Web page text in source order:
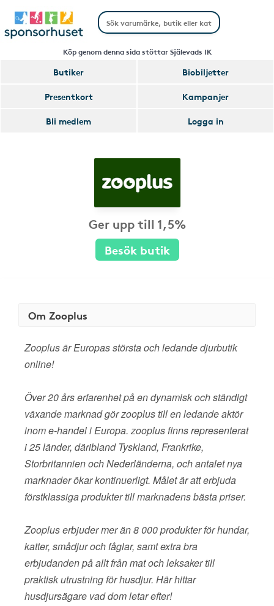
Köp genom denna sida stöttar Själevads IK
Butiker
Biobiljetter
Presentkort
Kampanjer
Bli medlem
Logga in
Ger upp till 1,5%
Besök butik
Om Zooplus
Zooplus är Europas största och ledande djurbutik
online!
Över 20 års erfarenhet på en dynamisk och ständigt
växande marknad gör zooplus till en ledande aktör
inom e-handel i Europa. zooplus finns representerat
i 25 länder, däribland Tyskland, Frankrike,
Storbritannien och Nederländerna, och antalet nya
marknader ökar kontinuerligt. Målet är att erbjuda
förstklassiga produkter till marknadens bästa priser.
Zooplus erbjuder mer än 8 000 produkter för hundar,
katter, smådjur och fåglar, samt extra bra
erbjudanden på allt från mat och leksaker till
praktisk utrustning för husdjur. Här hittar
husdjursägare vad dom letar efter!